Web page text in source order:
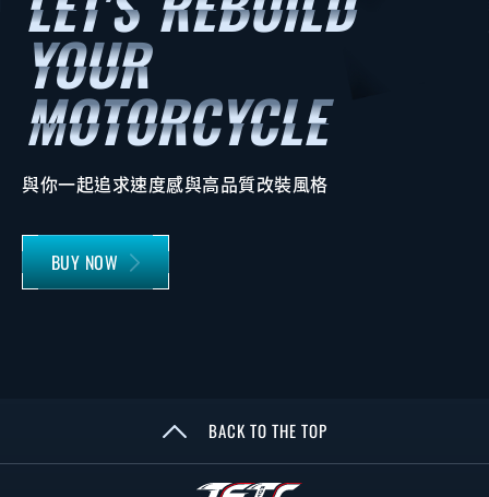
與你一起追求速度感與高品質改裝風格
BUY NOW
BACK TO THE TOP